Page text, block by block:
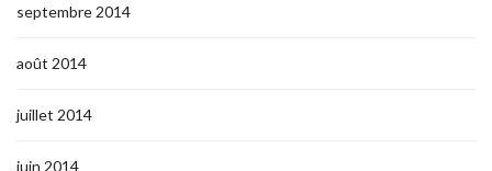
septembre 2014
août 2014
juillet 2014
juin 2014